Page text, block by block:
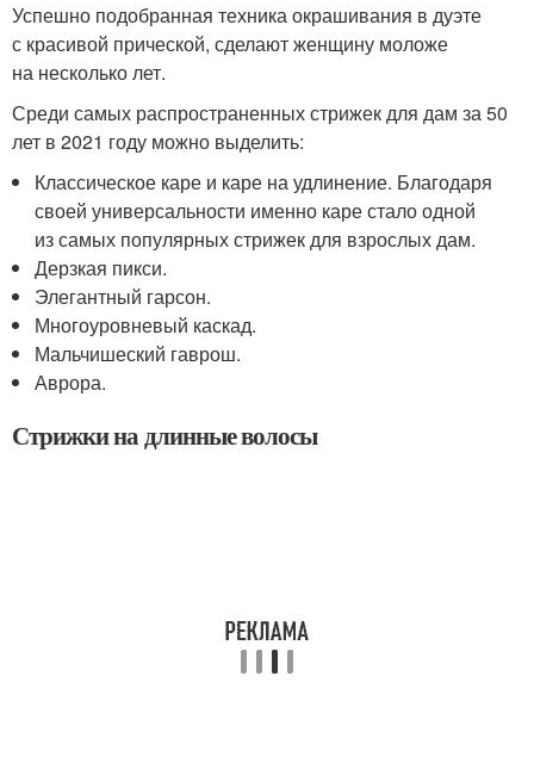
Успешно подобранная техника окрашивания в дуэте
с красивой прической, сделают женщину моложе
на несколько лет.
Среди самых распространенных стрижек для дам за 50
лет в 2021 году можно выделить:
Классическое каре и каре на удлинение. Благодаря
своей универсальности именно каре стало одной
из самых популярных стрижек для взрослых дам.
Дерзкая пикси.
Элегантный гарсон.
Многоуровневый каскад.
Мальчишеский гаврош.
Аврора.
Стрижки на длинные волосы